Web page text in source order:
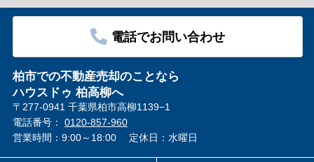
電話でお問い合わせ
柏市での不動産売却のことなら
ハウスドゥ 柏高柳へ
〒277-0941 千葉県柏市高柳1139−1
電話番号： 0120-857-960
営業時間：9:00～18:00
定休日：水曜日